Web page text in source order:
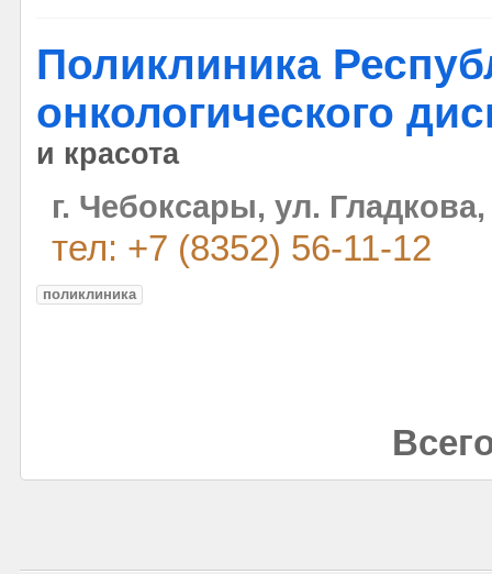
Поликлиника
онкологического
и красота
г. Чебоксары, ул. Гладкова,
тел: +7 (8352) 56-11-12
поликлиника